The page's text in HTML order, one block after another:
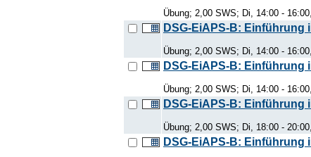
Übung; 2,00 SWS; Di, 14:00 -
DSG-EiAPS-B: Einführung
Übung; 2,00 SWS; Di, 14:00 -
DSG-EiAPS-B: Einführung
Übung; 2,00 SWS; Di, 14:00 -
DSG-EiAPS-B: Einführung
Übung; 2,00 SWS; Di, 18:00 -
DSG-EiAPS-B: Einführung